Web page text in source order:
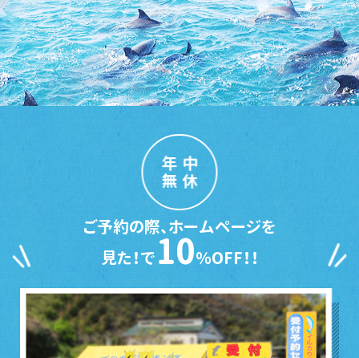
年中
無休
ご予約の際、ホームページを
見た！で10％OFF！！